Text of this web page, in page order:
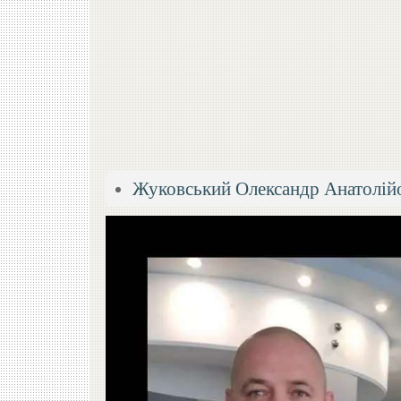
Жуковський Олександр